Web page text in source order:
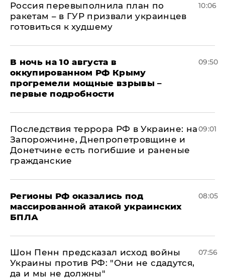
Россия перевыполнила план по
ракетам – в ГУР призвали украинцев
готовиться к худшему
10:06
В ночь на 10 августа в
оккупированном РФ Крыму
прогремели мощные взрывы –
первые подробности
09:50
Последствия террора РФ в Украине: на
Запорожчине, Днепропетровщине и
Донетчине есть погибшие и раненые
гражданские
09:01
Регионы РФ оказались под
массированной атакой украинских
БПЛА
08:05
Шон Пенн предсказал исход войны
Украины против РФ: "Они не сдадутся,
да и мы не должны"
07:56